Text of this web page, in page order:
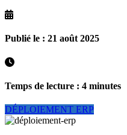
Publié le : 21 août 2025
Temps de lecture : 4 minutes
DÉPLOIEMENT ERP